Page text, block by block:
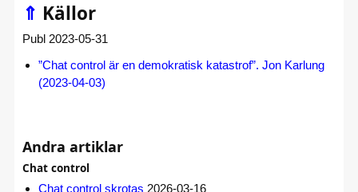
⇑ Källor
Publ 2023-05-31
”Chat control är en demokratisk katastrof”. Jon Karlung
(2023-04-03)
Andra artiklar
Chat control
Chat control skrotas 2026-03-16